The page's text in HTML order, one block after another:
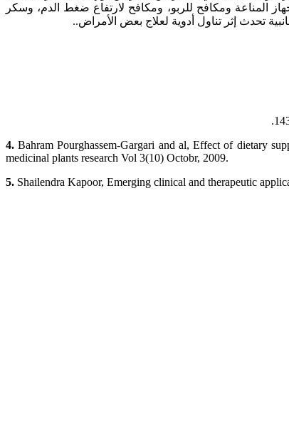
المناعة ومكافح للربو، ومكافح لارتفاع ضغط الدم، وسكر
تحدث إثر تناول أدوية لعلاج بعض الأمراض..
4. Bahram Pourghassem-Gargari and al, Effect of dietary
medicinal plants research Vol 3(10) Octobr, 2009.
5. Shailendra Kapoor, Emerging clinical and therapeutic